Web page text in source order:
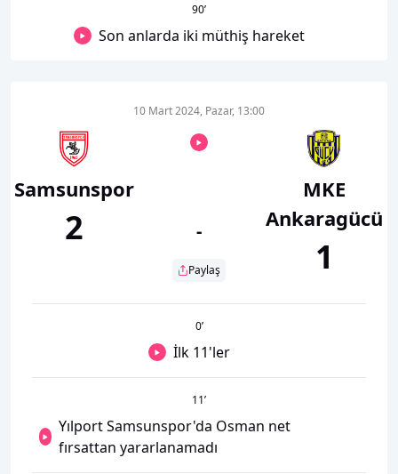
90’
Son anlarda iki müthiş hareket
Samsunspor
2
10 Mart 2024, Pazar, 13:00
-
Paylaş
MKE
Ankaragücü
1
0’
İlk 11'ler
11’
Yılport Samsunspor'da Osman net
fırsattan yararlanamadı